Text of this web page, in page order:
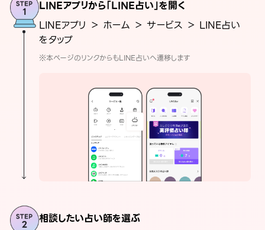
LINEアプリから「LINE占い」を開く
LINEアプリ ＞ ホーム ＞ サービス ＞ LINE占い
をタップ
※本ページのリンクからもLINE占いへ遷移します
相談したい占い師を選ぶ